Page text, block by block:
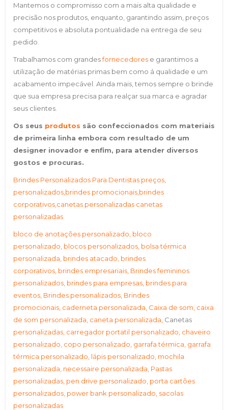
Mantemos o compromisso com a mais alta qualidade e
precisão nos produtos, enquanto, garantindo assim, preços
competitivos e absoluta pontualidade na entrega de seu
pedido.
Trabalhamos com grandesfornecedores e garantimos a
utilização de matérias primas bem como á qualidade e um
acabamento impecável. Ainda mais, temos sempre o brinde
que sua empresa precisa para realçar sua marca e agradar
seus clientes.
Os seus produtos são confeccionados com materiais
de primeira linha embora com resultado de um
designer inovador e enfim, para atender diversos
gostos e procuras.
Brindes Personalizados Para Dentistas preços,
personalizados,brindes promocionais,brindes
corporativos, canetas personalizadas canetas
personalizadas
bloco de anotações personalizado, bloco
personalizado, blocos personalizados, bolsa térmica
personalizada, brindes atacado, brindes
corporativos, brindes empresariais, Brindes femininos
personalizados, brindes para empresas, brindes para
eventos, Brindes personalizados, Brindes
promocionais, caderneta personalizada, Caixa de som, caixa
de som personalizada, caneta personalizada, Canetas
personalizadas, carregador portatil personalizado, chaveiro
personalizado, copo personalizado, garrafa térmica, garrafa
térmica personalizado, lápis personalizado, mochila
personalizada, necessaire personalizada, Pastas
personalizadas, pen drive personalizado, porta cartões
personalizados, power bank personalizado, sacolas
personalizadas